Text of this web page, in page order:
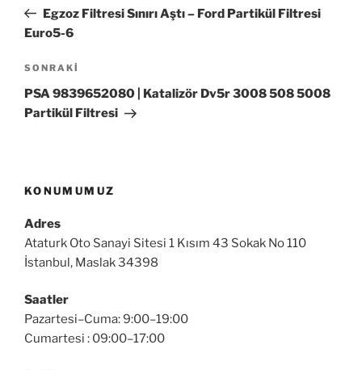
YazıEgzoz Filtresi Sınırı Aştı – Ford Partikül Filtresi
Euro5-6
Sonraki
Yazı
SONRAKI
PSA 9839652080 | Katalizör Dv5r 3008 508 5008
Partikül Filtresi
KONUMUMUZ
Adres
Ataturk Oto Sanayi Sitesi 1 Kısım 43 Sokak No 110
İstanbul, Maslak 34398
Saatler
Pazartesi–Cuma: 9:00–19:00
Cumartesi : 09:00–17:00